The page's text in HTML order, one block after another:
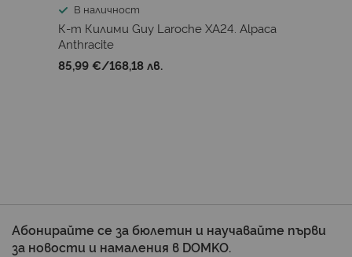
В наличност
К-т Килими Guy Laroche XA24. Alpaca
Anthracite
85,99 €/168,18 лв.
Абонирайте се за бюлетин и научавайте първи
за новости и намаления в DOMKO.